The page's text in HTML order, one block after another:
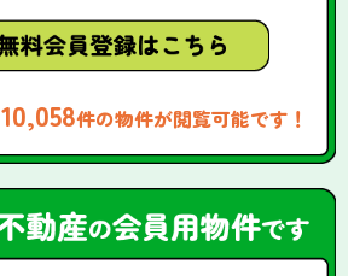
10,058件の物件が閲覧可能です！